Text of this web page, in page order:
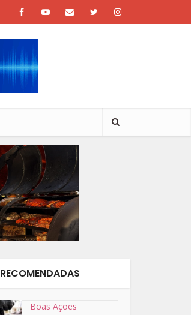
RECOMENDADAS
Boas Ações